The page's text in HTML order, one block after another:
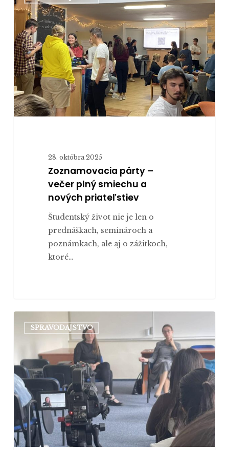
–
večer
plný
smiechu
a
nových
priateľstiev
28. októbra 2025
Zoznamovacia párty –
večer plný smiechu a
nových priateľstiev
Študentský život nie je len o
prednáškach, seminároch a
poznámkach, ale aj o zážitkoch,
ktoré…
Stretnutie
profesionálmi
katedre
žurnalistiky
na
KU:
Monika
SPRAVODAJSTVO